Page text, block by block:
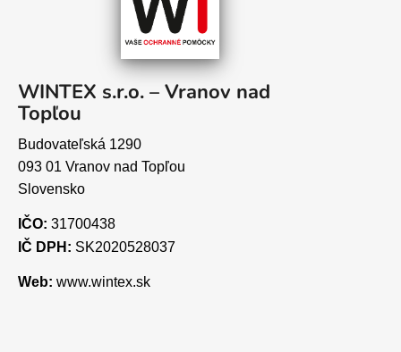
WINTEX s.r.o. – Vranov nad
Topľou
Budovateľská 1290
093 01 Vranov nad Topľou
Slovensko
IČO: 31700438
IČ DPH: SK2020528037
Web: www.wintex.sk